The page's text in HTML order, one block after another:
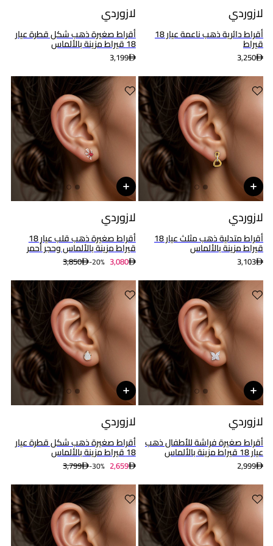
لازوردي
أقراط دائرية ذهب ناعمة عيار 18
قيراط
3,250
لازوردي
أقراط صغيرة ذهب شكل قطرة عيار
18 قيراط مزينة بالألماس
3,199
لازوردي
أقراط متدلية ذهب مثلث عيار 18
قيراط مزينة بالألماس
3,103
لازوردي
أقراط صغيرة ذهب قلب عيار 18
قيراط مزينة بالألماس وحجر أحمر
3,850 20%- 3,080
لازوردي
أقراط صغيرة فراشة للأطفال ذهب
عيار 18 قيراط مزينة بالألماس
2,999
لازوردي
أقراط صغيرة ذهب شكل قطرة عيار
18 قيراط مزينة بالألماس
3,799 30%- 2,659